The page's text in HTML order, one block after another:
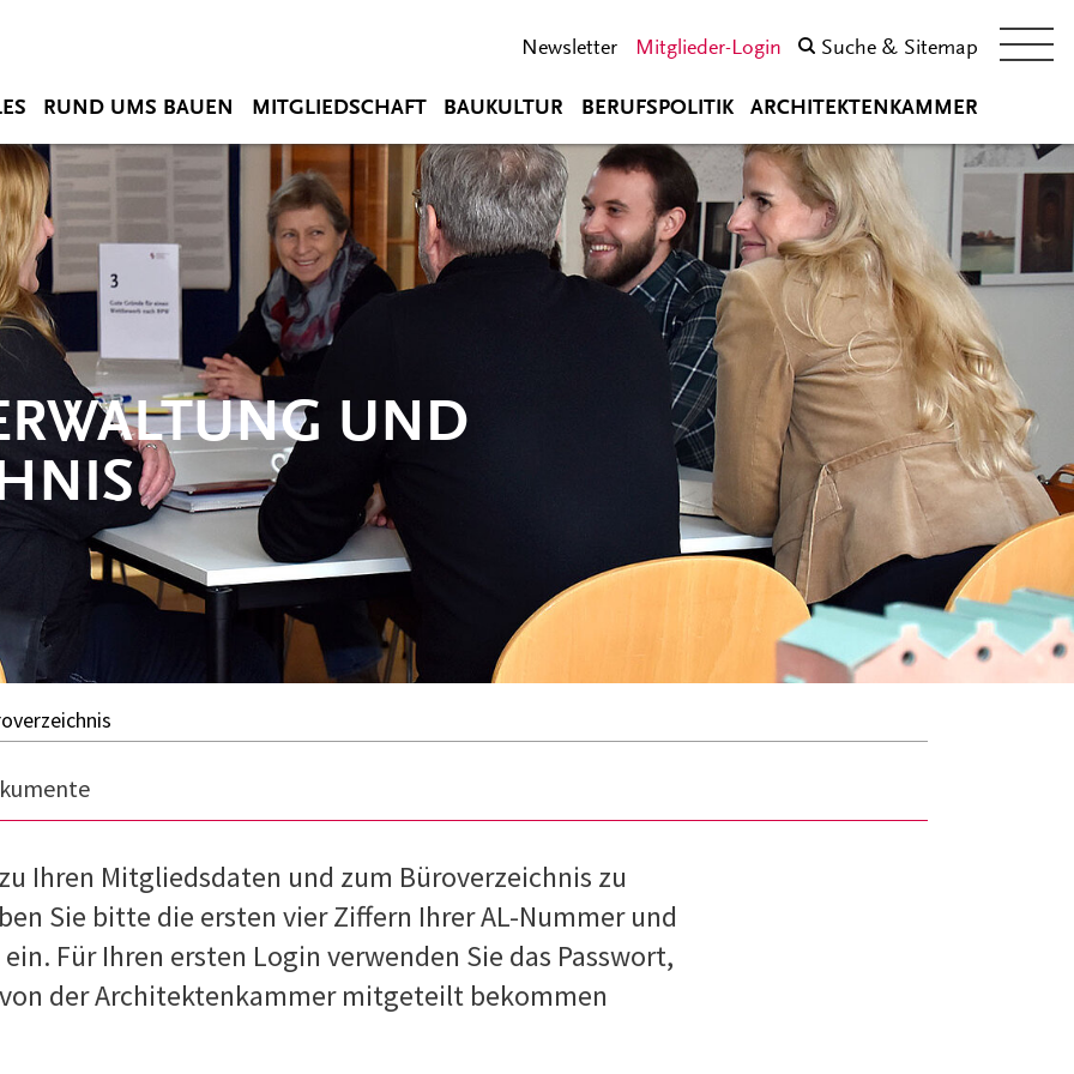
Newsletter Mitglieder-Login Suche & Sitemap
RUND UMS BAUEN MITGLIEDSCHAFT BAUKULTUR BERUFSPOLITIK ARCHITEKTENKAMMER
UND
Ihren Mitgliedsdaten und zum Büroverzeichnis zu
Sie bitte die ersten vier Ziffern Ihrer AL-Nummer und
Für Ihren ersten Login verwenden Sie das Passwort,
der Architektenkammer mitgeteilt bekommen